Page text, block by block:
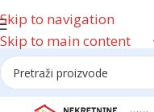
Skip to navigation
Skip to main content
Reklama